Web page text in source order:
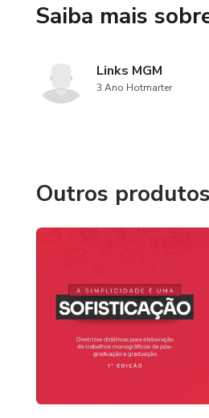
Saiba mais
Links MGM
3 Ano Hotmarter
Outros